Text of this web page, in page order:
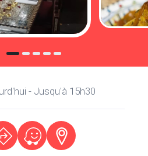
- Jusqu'à 15h30